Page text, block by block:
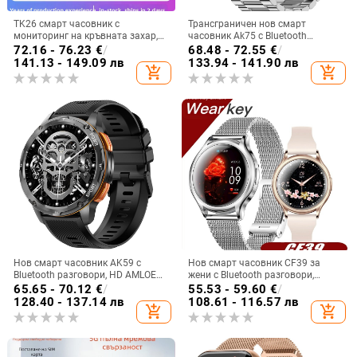
TK26 смарт часовник с
мониторинг на кръвната захар,
ЕКГ мониторинг, измерване на
сърдечния ритъм, кислород в
кръвта и крачкомер
72.16 - 76.23 €/
141.13 - 149.09 лв
add_shopping_cart
Трансграничен нов смарт
часовник Ak75 с Bluetooth
обаждане, измерване на пулса,
кръвен кислород, кръвно
налягане, външен, тристранен,
мъжки фото часовник
68.48 - 72.55 €/
133.94 - 141.90 лв
add_shopping_cart
Нов смарт часовник AK59 с
Bluetooth разговори, HD AMLOED
екран, пулс, кръвно налягане,
кръвен кислород, спортен смарт
часовник
65.65 - 70.12 €/
128.40 - 137.14 лв
add_shopping_cart
Нов смарт часовник CF39 за
жени с Bluetooth разговори,
масивен циферблат, множество
режими на транспорт,
наблюдение на съня и здравето
55.53 - 59.60 €/
108.61 - 116.57 лв
add_shopping_cart